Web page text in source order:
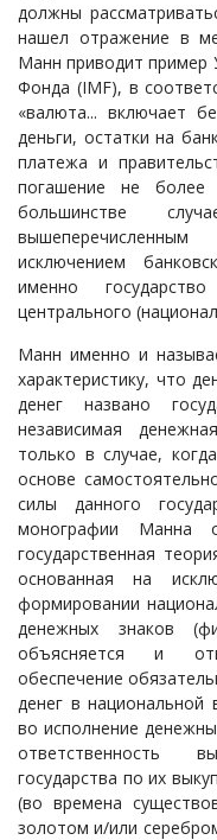
должны
нашел отражение в
Манн приводит пример
Фонда (IMF), в
«валюта... включает
деньги, остатки на
платежа и
погашение не более
большинстве
исключением
именно
центрального
Манн именно и
характеристику, что
денег названо
независимая
только в случае,
основе
силы данного
монографии Манна
государственная
основанная на
формировании
денежных знаков
объясняется и
обеспечение
денег в
во исполнение
ответственность
государства по их
(во времена
золотом и/или